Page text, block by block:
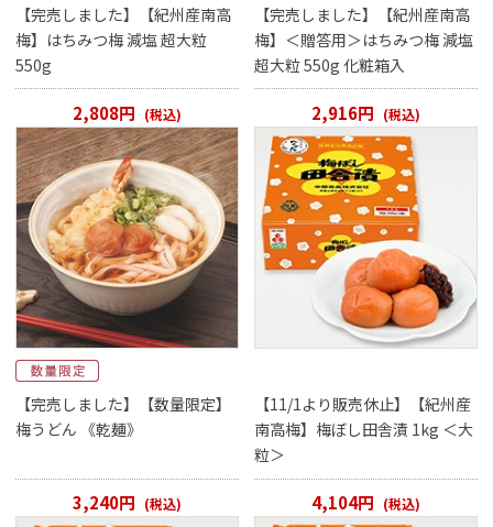
【完売しました】【紀州産南高
梅】はちみつ梅 減塩 超大粒
550g
2,808円 (税込)
【完売しました】【紀州産南高
梅】＜贈答用＞はちみつ梅 減塩
超大粒 550g 化粧箱入
2,916円 (税込)
【完売しました】【数量限定】
梅うどん 《乾麺》
3,240円 (税込)
【11/1より販売休止】【紀州産
南高梅】梅ぼし田舎漬 1kg ＜大
粒＞
4,104円 (税込)